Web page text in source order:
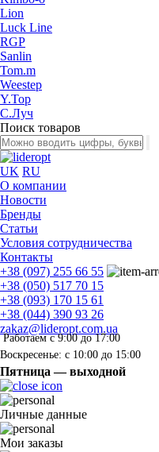
Lion
Luck Line
RGP
Sanlin
Tom.m
Weestep
Y.Top
С.Луч
Поиск товаров
UK RU
О компании
Новости
Бренды
Статьи
Условия сотрудничества
Контакты
+38 (097) 255 66 55
+38 (050) 517 70 15
+38 (093) 170 15 61
+38 (044) 390 93 26
zakaz@lideropt.com.ua
Работаем с 9:00 до 17:00
Воскресенье: с 10:00 до 15:00
Пятница — выходной
Личные данные
Мои заказы